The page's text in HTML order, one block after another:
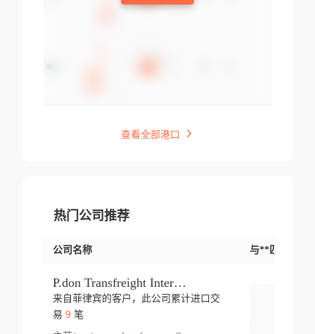
查看全部港口
热门公司推荐
公司名称 与**匹配交易
P.don Transfreight International
来自菲律宾的客户，此公司累计进口交
易 9 笔